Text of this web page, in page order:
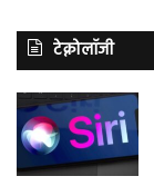
टेक्नोलॉजी